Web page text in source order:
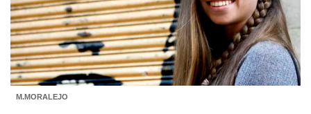
M.MORALEJO